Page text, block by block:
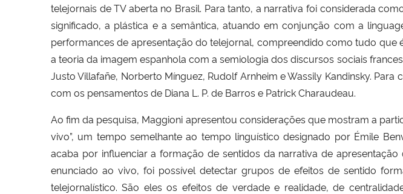
telejornais de TV aberta no Brasil. Para tanto, a narrativa foi considerada
significado, a plástica e a semântica, atuando em conjunção com a
performances de apresentação do telejornal, compreendido como tudo
a teoria da imagem espanhola com a semiologia dos discursos sociais
Justo Villafañe, Norberto Mínguez, Rudolf Arnheim e Wassily Kandinsky.
com os pensamentos de Diana L. P. de Barros e Patrick Charaudeau.
Ao fim da pesquisa, Maggioni apresentou considerações que mostram a
vivo”, um tempo semelhante ao tempo linguístico designado por Émile
acaba por influenciar a formação de sentidos da narrativa de
enunciado ao vivo, foi possível detectar grupos de efeitos de sentido
telejornalístico. São eles os efeitos de verdade e realidade, de